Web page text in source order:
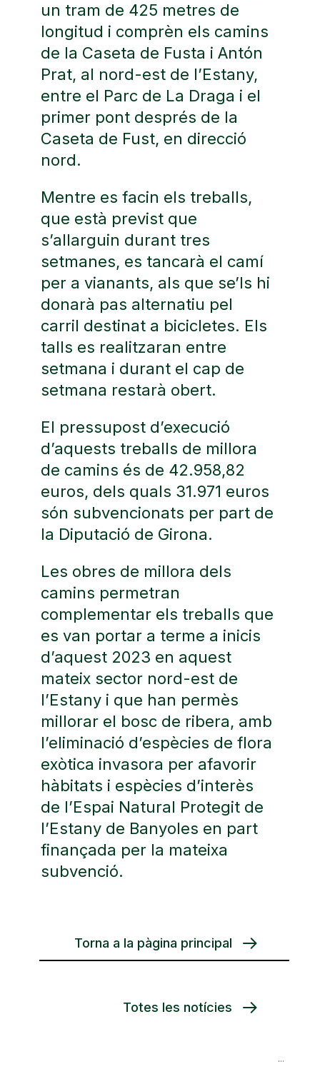
un tram de 425 metres de
longitud i comprèn els camins
de la Caseta de Fusta i Antón
Prat, al nord-est de l’Estany,
entre el Parc de La Draga i el
primer pont després de la
Caseta de Fust, en direcció
nord.
Mentre es facin els treballs,
que està previst que
s’allarguin durant tres
setmanes, es tancarà el camí
per a vianants, als que se’ls hi
donarà pas alternatiu pel
carril destinat a bicicletes. Els
talls es realitzaran entre
setmana i durant el cap de
setmana restarà obert.
El pressupost d’execució
d’aquests treballs de millora
de camins és de 42.958,82
euros, dels quals 31.971 euros
són subvencionats per part de
la Diputació de Girona.
Les obres de millora dels
camins permetran
complementar els treballs que
es van portar a terme a inicis
d’aquest 2023 en aquest
mateix sector nord-est de
l’Estany i que han permès
millorar el bosc de ribera, amb
l’eliminació d’espècies de flora
exòtica invasora per afavorir
hàbitats i espècies d’interès
de l’Espai Natural Protegit de
l’Estany de Banyoles en part
finançada per la mateixa
subvenció.
Torna a la pàgina principal
Totes les notícies
S’impulsa prova pilot de gestió d’aiguamolls amb la pastura amb búfals d’aigua